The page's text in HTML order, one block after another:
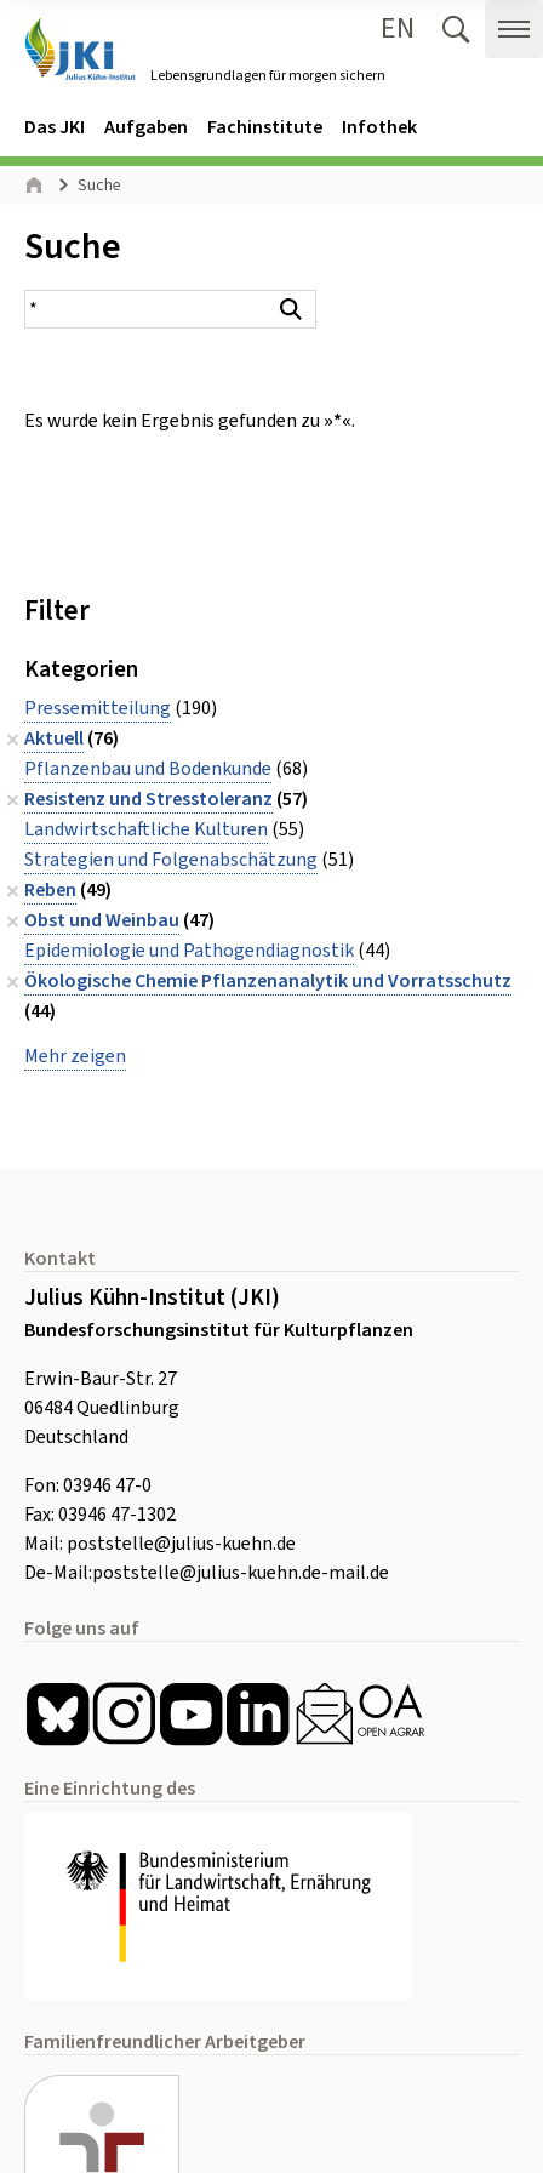
Lebensgrundlagen für morgen sichern
EN
Navigation
Hauptmenü
Das JKI Aufgaben Fachinstitute Infothek
Seitenpfad
Suche
Inhalt:
Suche
Suchergebnis
Es wurde kein Ergebnis gefunden zu »*«.
Filter
Kategorien
Pressemitteilung (190)
Aktuell(76)
Pflanzenbau und Bodenkunde (68)
Resistenz und Stresstoleranz (57)
Landwirtschaftliche Kulturen (55)
Strategien und Folgenabschätzung (51)
Reben (49)
Obst und Weinbau (47)
Epidemiologie und Pathogendiagnostik(44)
Ökologische Chemie Pflanzenanalytik und Vorratsschutz
(44)
Mehr zeigen
Kontakt
Julius Kühn-Institut (JKI)
Bundesforschungsinstitut für Kulturpflanzen
Erwin-Baur-Str. 27
06484Quedlinburg
Deutschland
Fon:03946 47-0
Fax:03946 47-1302
Mail: poststelle@julius-kuehn.de
De-Mail:poststelle@julius-kuehn.de-mail.de
Folge uns auf
Eine Einrichtung des
Familienfreundlicher Arbeitgeber